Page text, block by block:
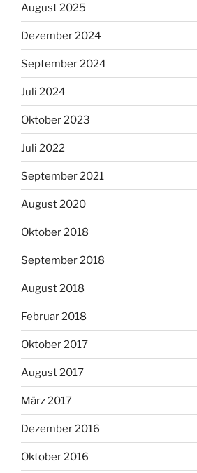
August 2025
Dezember 2024
September 2024
Juli 2024
Oktober 2023
Juli 2022
September 2021
August 2020
Oktober 2018
September 2018
August 2018
Februar 2018
Oktober 2017
August 2017
März 2017
Dezember 2016
Oktober 2016